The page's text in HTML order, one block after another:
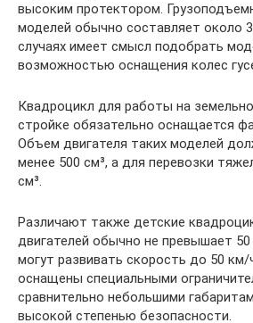
высоким протектором.
моделей обычно составляет около
случаях имеет смысл подобрать
возможностью оснащения колес
Квадроцикл для работы на
стройке обязательно оснащается
Объем двигателя таких моделей
менее 500 см³, а для перевозки
см³.
Различают также детские
двигателей обычно не превышает
могут развивать скорость до 50 км/
оснащены специальными
сравнительно небольшими
высокой степенью безопасности.